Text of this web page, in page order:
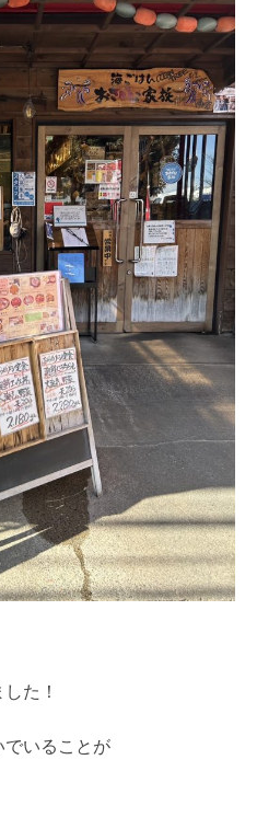
た！
でいることが